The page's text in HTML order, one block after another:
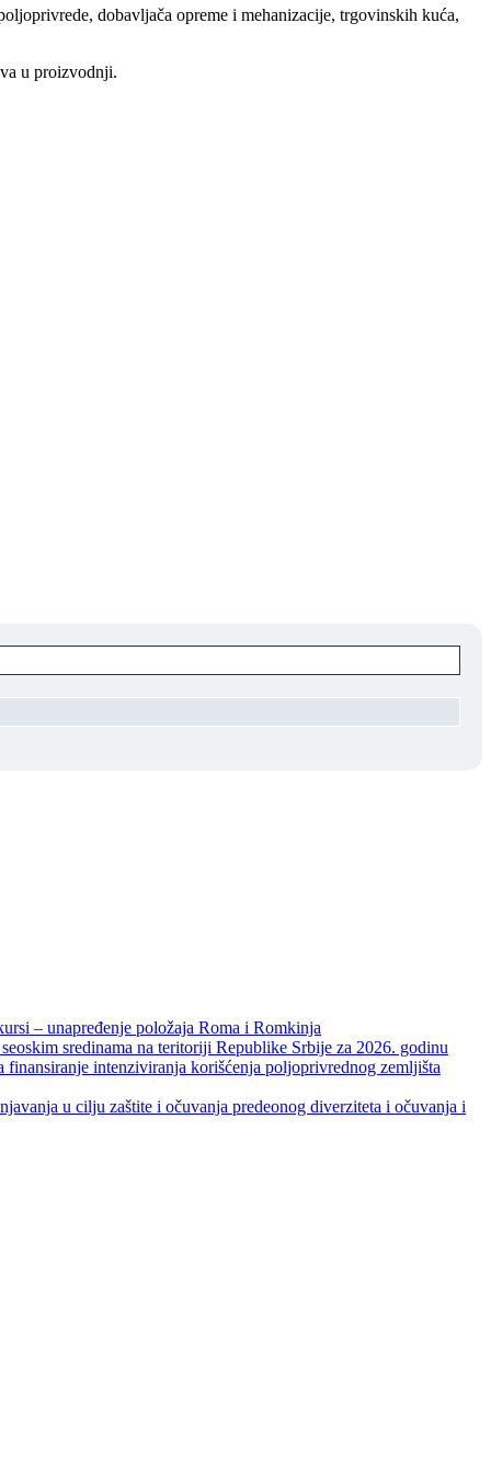
dobavljača opreme i mehanizacije, trgovinskih kuća,
u proizvodnji.
– unapređenje položaja Roma i Romkinja
sredinama na teritoriji Republike Srbije za 2026. godinu
intenziviranja korišćenja poljoprivrednog zemljišta
u cilju zaštite i očuvanja predeonog diverziteta i očuvanja i